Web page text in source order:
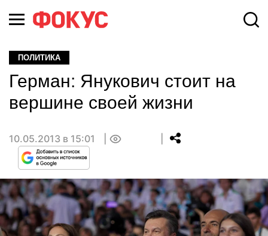
ПОЛИТИКА
Герман: Янукович стоит на
вершине своей жизни
10.05.2013 в 15:01